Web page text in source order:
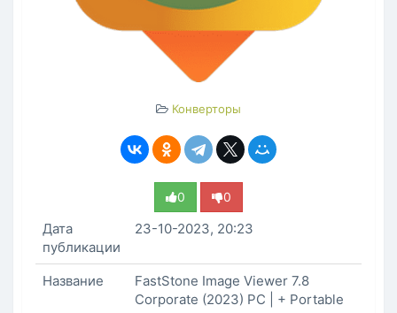
Конверторы
0 0
Дата
публикации
23-10-2023, 20:23
Название
FastStone Image Viewer 7.8
Corporate (2023) PC | + Portable